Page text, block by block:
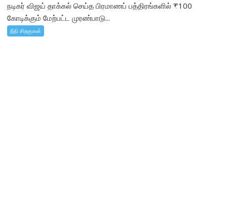
நடிகர் விஜய் தாக்கல் செய்த பிரமாணப் பத்திரங்களில் ₹100
கோடிக்கும் மேற்பட்ட முரண்பாடு...
நீதி சிறகுகள்